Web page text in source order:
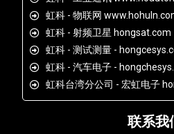
虹科 - 物联网
虹科 - 射频卫星 hongsat.com
虹科 - 测试测量 -
虹科 - 汽车电子 -
虹科台湾分公司 - 宏虹电子
联系我